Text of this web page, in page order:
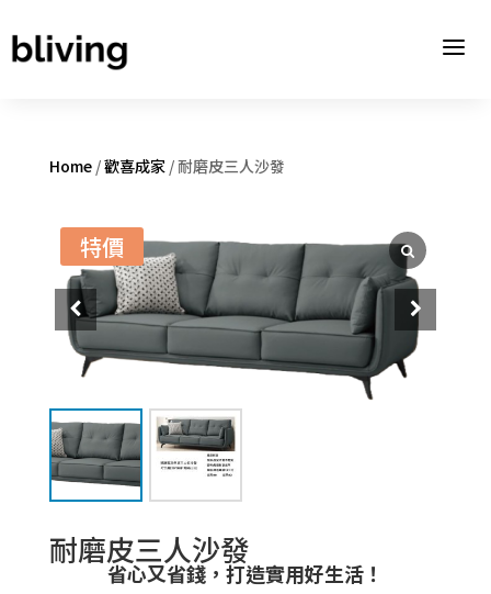
a
Home/歡喜成家/ 耐磨皮三人沙發
特價
耐磨皮三人沙發
省心又省錢，打造實用好生活！